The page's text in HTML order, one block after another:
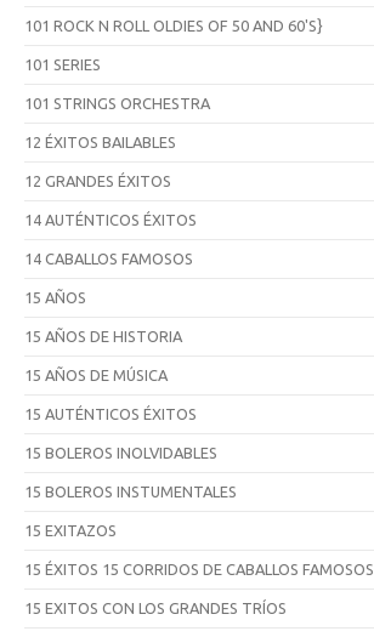
101 ROCK N ROLL OLDIES OF 50 AND 60'S}
101 SERIES
101 STRINGS ORCHESTRA
12 ÉXITOS BAILABLES
12 GRANDES ÉXITOS
14 AUTÉNTICOS ÉXITOS
14 CABALLOS FAMOSOS
15 AÑOS
15 AÑOS DE HISTORIA
15 AÑOS DE MÚSICA
15 AUTÉNTICOS ÉXITOS
15 BOLEROS INOLVIDABLES
15 BOLEROS INSTUMENTALES
15 EXITAZOS
15 ÉXITOS 15 CORRIDOS DE CABALLOS FAMOSOS
15 EXITOS CON LOS GRANDES TRÍOS